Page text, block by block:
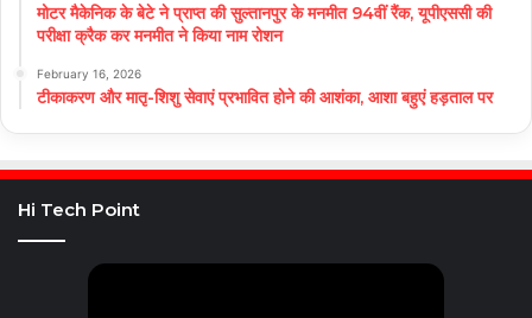
मोटर मैकेनिक के बेटे ने प्राप्त की सुल्तानपुर के मनमीत 94वीं रैंक, यूपीएससी की
परीक्षा क्रैक कर मनमीत ने किया नाम रोशन
February 16, 2026
टीकाकरण और मातृ-शिशु सेवाएं प्रभावित होने की आशंका, आशा बहुएं हड़ताल पर
Hi Tech Point